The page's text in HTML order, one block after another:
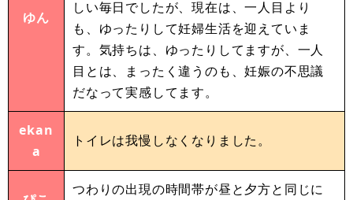
ゆん
しい毎日でしたが、現在は、一人目より
も、ゆったりして妊婦生活を迎えていま
す。気持ちは、ゆったりしてますが、一人
目とは、まったく違うのも、妊娠の不思議
だなって実感してます。
ekan
a
トイレは我慢しなくなりました。
つわりの出現の時間帯が昼と夕方と同じに